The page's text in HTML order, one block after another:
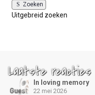
Zoeken
Uitgebreid zoeken
Laatste reacties
In loving memory
22 mei 2026